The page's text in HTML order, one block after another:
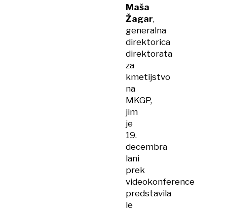
Maša
Žagar,
generalna
direktorica
direktorata
za
kmetijstvo
na
MKGP,
jim
je
19.
decembra
lani
prek
videokonference
predstavila
le